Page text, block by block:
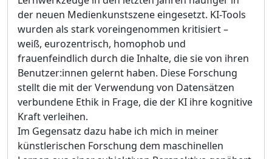
der neuen Medienkunstszene eingesetzt. KI-Tools
wurden als stark voreingenommen kritisiert –
weiß, eurozentrisch, homophob und
frauenfeindlich durch die Inhalte, die sie von ihren
Benutzer:innen gelernt haben. Diese Forschung
stellt die mit der Verwendung von Datensätzen
verbundene Ethik in Frage, die der KI ihre kognitive
Kraft verleihen.
Im Gegensatz dazu habe ich mich in meiner
künstlerischen Forschung dem maschinellen